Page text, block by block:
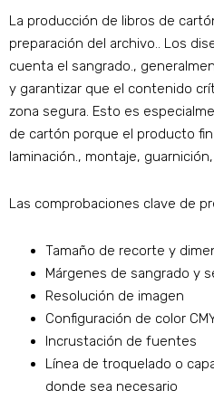
La producción de libros de
preparación del archivo.. Los
cuenta el sangrado.,
y garantizar que el contenido
zona segura. Esto es
de cartón porque el producto
laminación., montaje,
Las comprobaciones clave de
Tamaño de recorte y
Márgenes de sangrado y
Resolución de imagen
Configuración de color
Incrustación de fuentes
Línea de troquelado o
donde sea necesario